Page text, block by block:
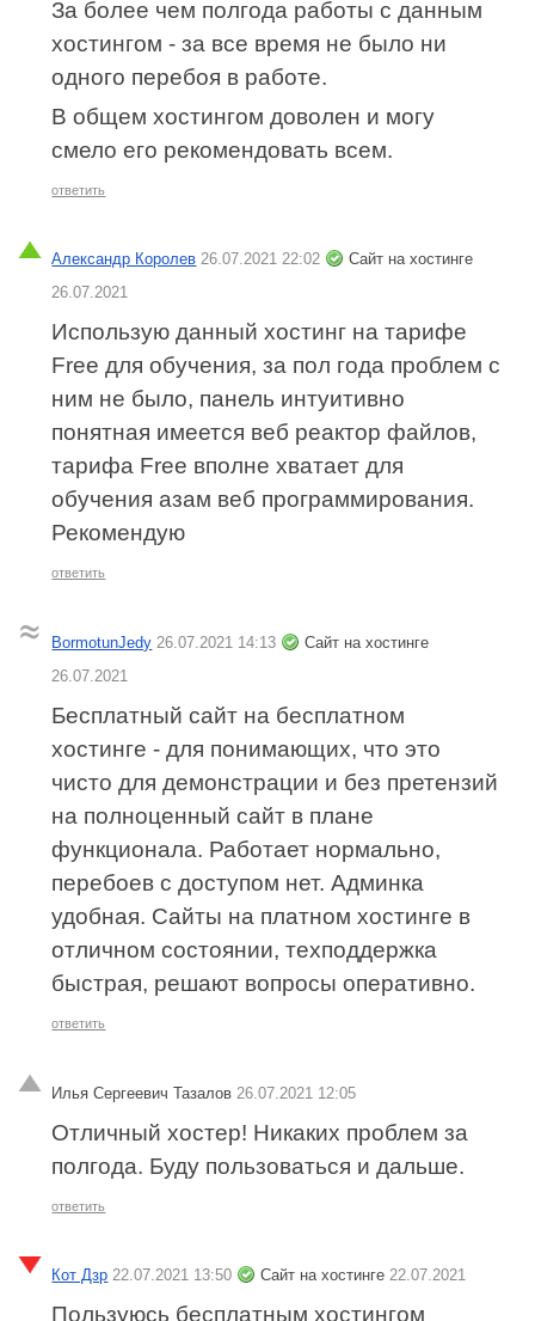
За более чем полгода работы с данным
хостингом - за все время не было ни
одного перебоя в работе.
В общем хостингом доволен и могу
смело его рекомендовать всем.
ответить
Александр Королев 26.07.2021 22:02
Сайт на хостинге
26.07.2021
Использую данный хостинг на тарифе
Free для обучения, за пол года проблем с
ним не было, панель интуитивно
понятная имеется веб реактор файлов,
тарифа Free вполне хватает для
обучения азам веб программирования.
Рекомендую
ответить
BormotunJedy 26.07.2021 14:13
Сайт на хостинге
26.07.2021
Бесплатный сайт на бесплатном
хостинге - для понимающих, что это
чисто для демонстрации и без претензий
на полноценный сайт в плане
функционала. Работает нормально,
перебоев с доступом нет. Админка
удобная. Сайты на платном хостинге в
отличном состоянии, техподдержка
быстрая, решают вопросы оперативно.
ответить
Илья Сергеевич Тазалов 26.07.2021 12:05
Отличный хостер! Никаких проблем за
полгода. Буду пользоваться и дальше.
ответить
Кот Дзр 22.07.2021 13:50 Сайт на хостинге22.07.2021
Пользуюсь бесплатным хостингом